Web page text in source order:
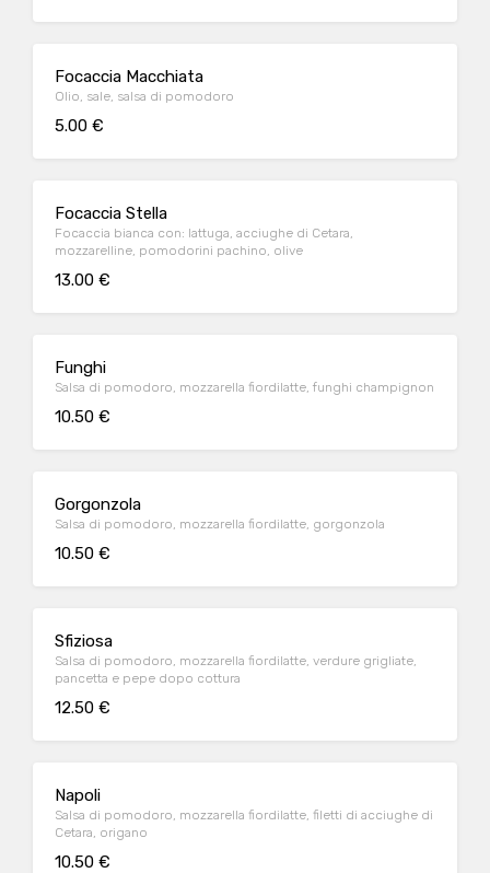
Focaccia Macchiata
Olio, sale, salsa di pomodoro
5.00 €
Focaccia Stella
Focaccia bianca con: lattuga, acciughe di Cetara,
mozzarelline, pomodorini pachino, olive
13.00 €
Funghi
Salsa di pomodoro, mozzarella fiordilatte, funghi champignon
10.50 €
Gorgonzola
Salsa di pomodoro, mozzarella fiordilatte, gorgonzola
10.50 €
Sfiziosa
Salsa di pomodoro, mozzarella fiordilatte, verdure grigliate,
pancetta e pepe dopo cottura
12.50 €
Napoli
Salsa di pomodoro, mozzarella fiordilatte, filetti di acciughe di
Cetara, origano
10.50 €